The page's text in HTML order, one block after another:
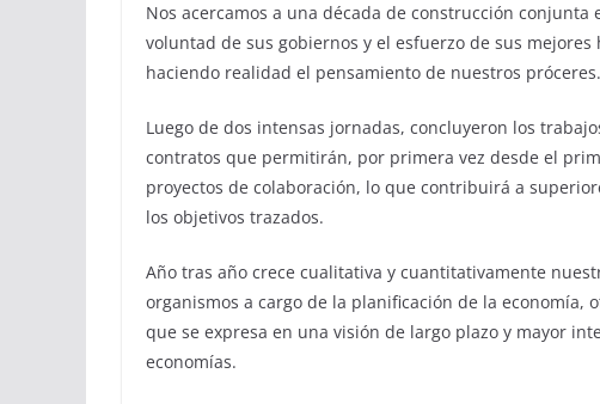
Nos acercamos a una década de construcción
voluntad de sus gobiernos y el esfuerzo de sus
haciendo realidad el pensamiento de nuestros próceres.
Luego de dos intensas jornadas, concluyeron los
contratos que permitirán, por primera vez desde el
proyectos de colaboración, lo que contribuirá a
los objetivos trazados.
Año tras año crece cualitativa y cuantitativamente
organismos a cargo de la planificación de la economía,
que se expresa en una visión de largo plazo y mayor
economías.